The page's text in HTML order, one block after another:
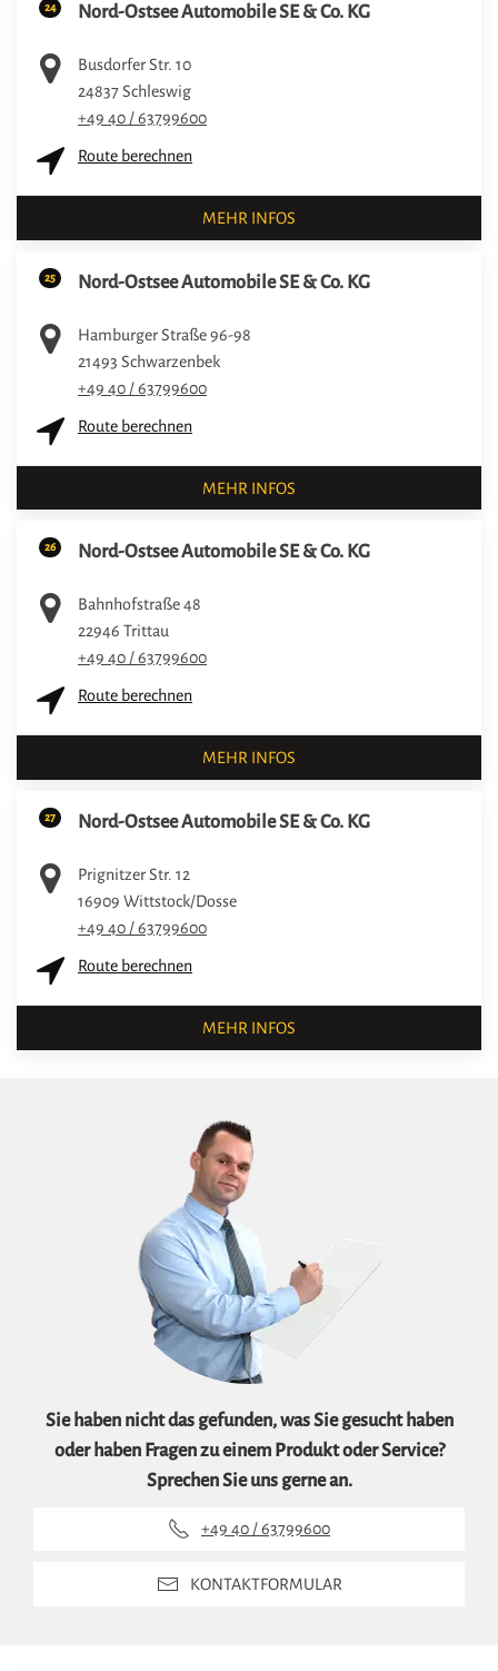
24 Nord-Ostsee Automobile SE & Co. KG
Busdorfer Str. 10
24837Schleswig
+49 40 / 63799600
Route berechnen
MEHR INFOS
25 Nord-Ostsee Automobile SE & Co. KG
Hamburger Straße 96-98
21493 Schwarzenbek
+49 40 / 63799600
Route berechnen
MEHR INFOS
26 Nord-Ostsee Automobile SE & Co. KG
Bahnhofstraße 48
22946 Trittau
+49 40 / 63799600
Route berechnen
MEHR INFOS
27 Nord-Ostsee Automobile SE & Co. KG
Prignitzer Str. 12
16909 Wittstock/Dosse
+49 40 / 63799600
Route berechnen
MEHR INFOS
Sie haben nicht das gefunden, was Sie gesucht haben
oder haben Fragen zu einem Produkt oder Service?
Sprechen Sie uns gerne an.
+49 40 / 63799600
KONTAKTFORMULAR